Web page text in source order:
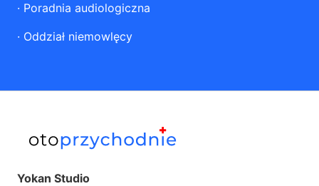
· Poradnia audiologiczna
· Oddział niemowlęcy
Yokan Studio